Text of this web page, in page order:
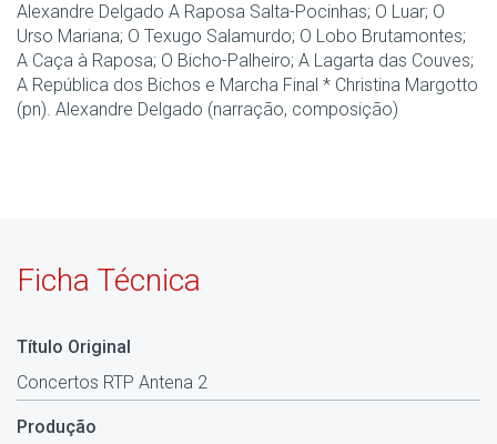
Alexandre Delgado A Raposa Salta-Pocinhas; O Luar; O
Urso Mariana; O Texugo Salamurdo; O Lobo Brutamontes;
A Caça à Raposa; O Bicho-Palheiro; A Lagarta das Couves;
A República dos Bichos e Marcha Final * Christina Margotto
(pn). Alexandre Delgado (narração, composição)
Ficha Técnica
Título Original
Concertos RTP Antena 2
Produção